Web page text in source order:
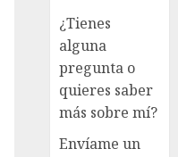
¿Tienes
alguna
pregunta o
quieres saber
más sobre mí?
Envíame un